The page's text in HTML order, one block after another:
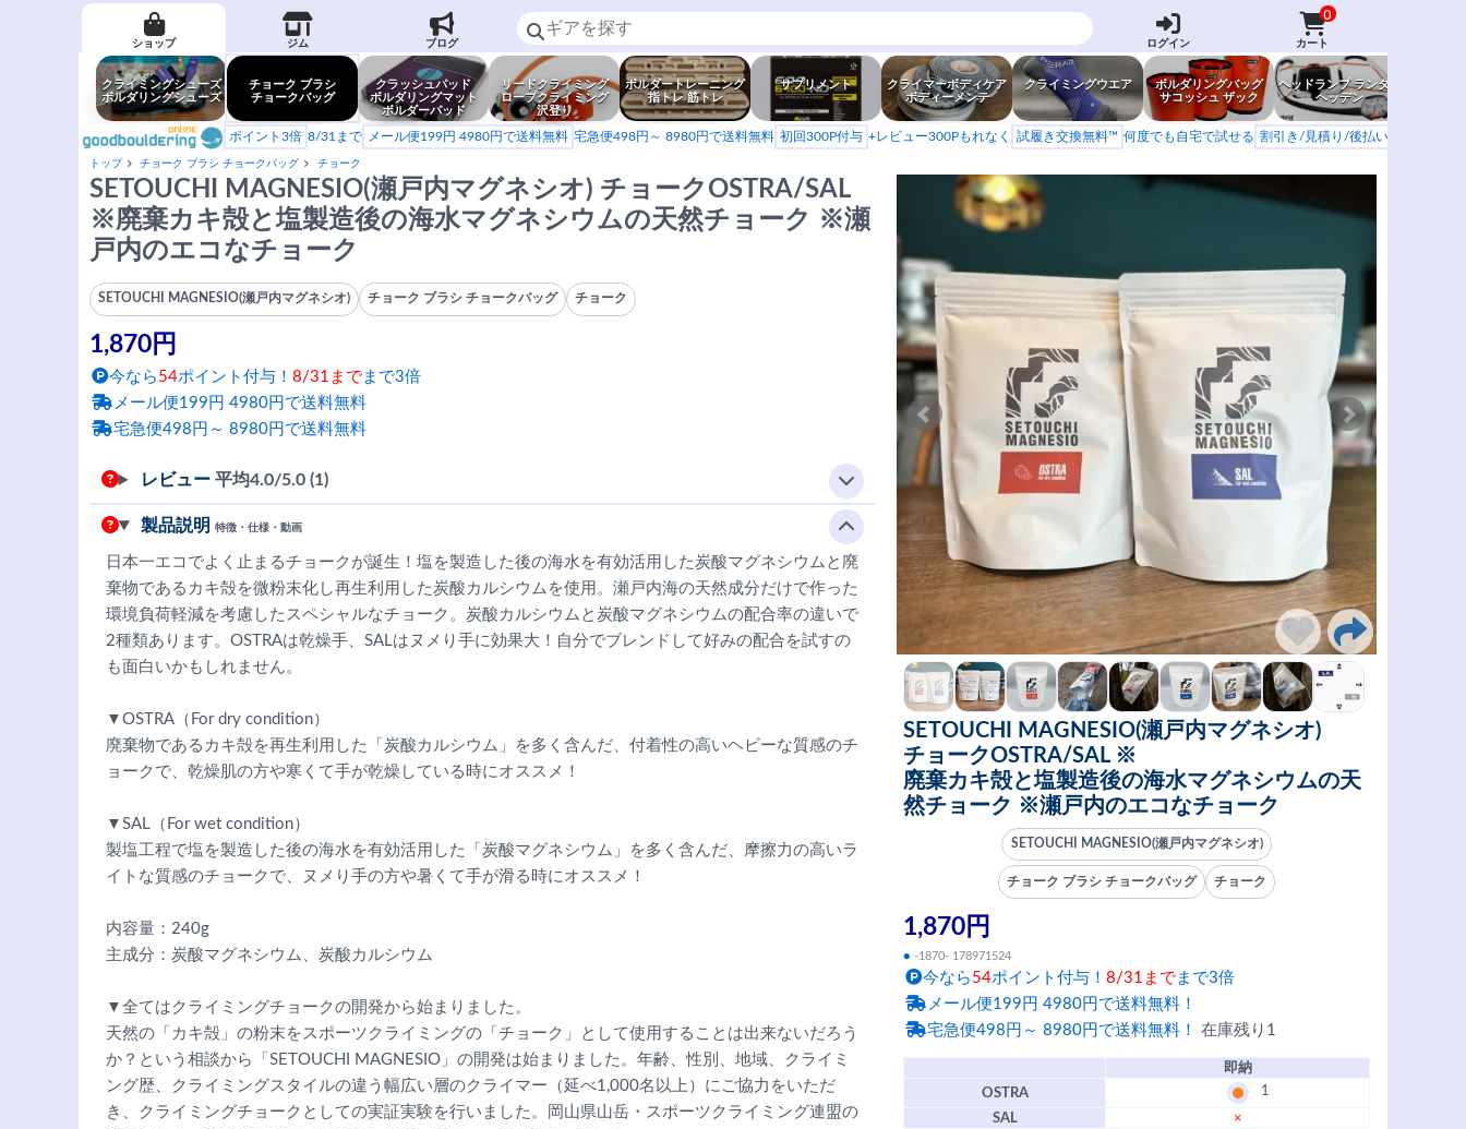
ショップ ジム ブログ ログイン
0
カート
クライミングシューズ
ボルダリングシューズ
チョーク ブラシ
チョークバッグ
クラッシュパッド
ボルダリングマット
ボルダーパッド
リードクライミング
ロープクライミング
沢登り
ボルダートレーニング
指トレ 筋トレ
サプリメント
クライマーボディケア
ボディーメンテ
クライミングウエア
ボルダリングバッグ
サコッシュ ザック
ヘッドランプ ランタン
ヘッデン
ポイント3倍 8/31まで メール便199円 4980円で送料無料 宅急便498円～ 8980円で送料無料 初回300P付与 +レビュー300Pもれなく 試履き交換無料™ 何度でも自宅で試せる 割引き/見積り/後払い
トップ チョーク ブラシ チョークバッグ チョーク
SETOUCHI MAGNESIO(瀬戸内マグネシオ)
チョークOSTRA/SAL ※
廃棄カキ殻と塩製造後の海水マグネシウムの天
然チョーク ※瀬戸内のエコなチョーク
SETOUCHI MAGNESIO(瀬戸内マグネシオ)
チョーク ブラシ チョークバッグ チョーク
1,870円
● -1870- 178971524
今なら 54ポイント付与！ 8/31まで まで3倍
メール便199円 4980円で送料無料！
宅急便498円～ 8980円で送料無料！ 在庫残り1
即納
OSTRA
1
SAL ×
SETOUCHI MAGNESIO(瀬戸内マグネシオ) チョークOSTRA/SAL
※廃棄カキ殻と塩製造後の海水マグネシウムの天然チョーク ※瀬
戸内のエコなチョーク
SETOUCHI MAGNESIO(瀬戸内マグネシオ) チョーク ブラシ チョークバッグ チョーク
1,870円
今なら 54ポイント付与！ 8/31まで まで3倍
メール便199円 4980円で送料無料
宅急便498円～ 8980円で送料無料
レビュー 平均4.0/5.0 (1)
製品説明 特徴・仕様・動画
日本一エコでよく止まるチョークが誕生！塩を製造した後の海水を有効活用した炭酸マグネシウムと廃
棄物であるカキ殻を微粉末化し再生利用した炭酸カルシウムを使用。瀬戸内海の天然成分だけで作った
環境負荷軽減を考慮したスペシャルなチョーク。炭酸カルシウムと炭酸マグネシウムの配合率の違いで
2種類あります。OSTRAは乾燥手、SALはヌメり手に効果大！自分でブレンドして好みの配合を試すの
も面白いかもしれません。
▼OSTRA（For dry condition）
廃棄物であるカキ殻を再生利用した「炭酸カルシウム」を多く含んだ、付着性の高いヘビーな質感のチ
ョークで、乾燥肌の方や寒くて手が乾燥している時にオススメ！
▼SAL（For wet condition）
製塩工程で塩を製造した後の海水を有効活用した「炭酸マグネシウム」を多く含んだ、摩擦力の高いラ
イトな質感のチョークで、ヌメり手の方や暑くて手が滑る時にオススメ！
内容量：240g
主成分：炭酸マグネシウム、炭酸カルシウム
▼全てはクライミングチョークの開発から始まりました。
天然の「カキ殻」の粉末をスポーツクライミングの「チョーク」として使用することは出来ないだろう
か？という相談から「SETOUCHI MAGNESIO」の開発は始まりました。年齢、性別、地域、クライミ
ング歴、クライミングスタイルの違う幅広い層のクライマー（延べ1,000名以上）にご協力をいただ
き、クライミングチョークとしての実証実験を行いました。岡山県山岳・スポーツクライミング連盟の